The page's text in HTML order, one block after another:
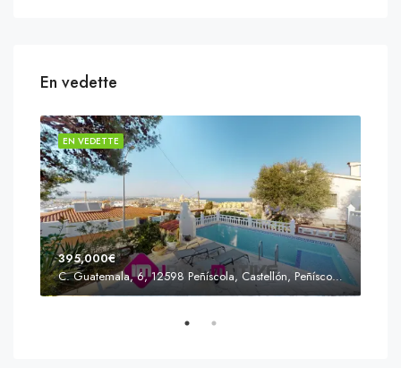
En vedette
EN VEDETTE
395,000€
C. Guatemala, 6, 12598 Peñíscola, Castellón, Peñíscola, Communauté valencienne